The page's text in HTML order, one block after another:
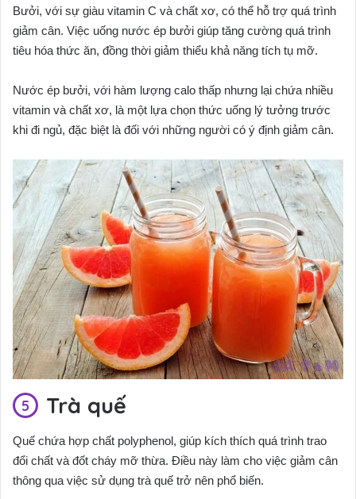
Bưởi, với sự giàu vitamin C và chất xơ, có thể hỗ trợ quá trình
giảm cân. Việc uống nước ép bưởi giúp tăng cường quá trình
tiêu hóa thức ăn, đồng thời giảm thiểu khả năng tích tụ mỡ.
Nước ép bưởi, với hàm lượng calo thấp nhưng lại chứa nhiều
vitamin và chất xơ, là một lựa chọn thức uống lý tưởng trước
khi đi ngủ, đặc biệt là đối với những người có ý định giảm cân.
Trà quế
Quế chứa hợp chất polyphenol, giúp kích thích quá trình trao
đổi chất và đốt cháy mỡ thừa. Điều này làm cho việc giảm cân
thông qua việc sử dụng trà quế trở nên phổ biến.